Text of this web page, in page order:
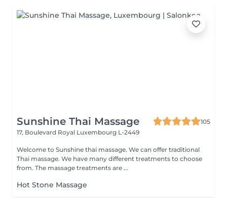
Sunshine Thai Massage
105
17, Boulevard Royal Luxembourg L-2449
Welcome to Sunshine thai massage. We can offer traditional
Thai massage. We have many different treatments to choose
from. The massage treatments are ...
Hot Stone Massage